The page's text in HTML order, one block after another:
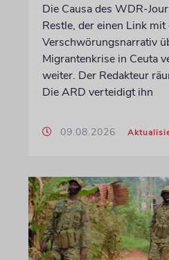
Die Causa des WDR-
Restle, der einen Link mit
Verschwörungsnarrativ
Migrantenkrise in Ceuta
weiter. Der Redakteur
Die ARD verteidigt ihn
09.08.2026